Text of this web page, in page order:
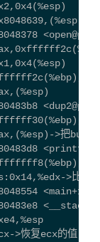
<open@plt>
<dup2@plt>
>把buff
>比较
>恢复ecx的值